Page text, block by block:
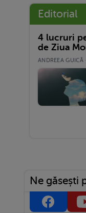
Editorial
4 lucruri
de Ziua
ANDREEA
Ne găsești